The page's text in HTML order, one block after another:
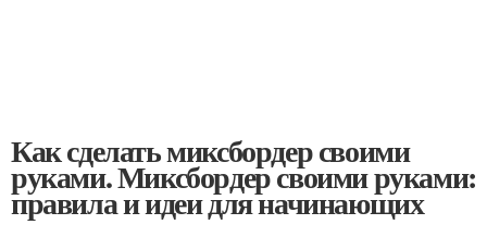
Как сделать миксбордер своими
руками. Миксбордер своими руками:
правила и идеи для начинающих